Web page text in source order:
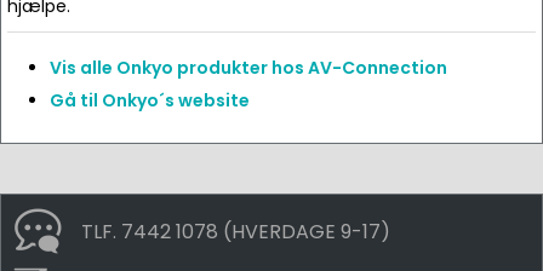
hjælpe.
Vis alle Onkyo produkter hos AV-Connection
Gå til Onkyo´s website
TLF. 7442 1078 (HVERDAGE 9-17)